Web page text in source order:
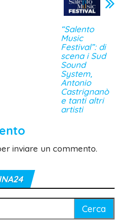
“Salento
Music
Festival”: di
scena i Sud
Sound
System,
Antonio
Castrignanò
e tanti altri
artisti
inviare un commento.